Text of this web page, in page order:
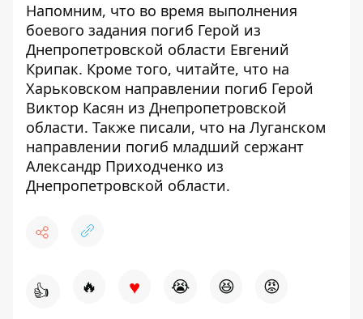
Напомним, что во время выполнения
боевого задания погиб Герой из
Днепропетровской области Евгений
Крипак. Кроме того, читайте, что на
Харьковском направлении погиб Герой
Виктор Касян из Днепропетровской
области. Также писали, что на Луганском
направлении погиб младший сержант
Александр Приходченко из
Днепропетровской области.
👍 🔥 ♥ 😭 😆 😡